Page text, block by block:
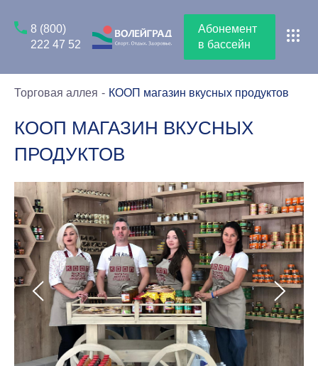
8 (800)
222 47 52
Абонемент
в бассейн
Торговая аллея КООП магазин вкусных продуктов
КООП МАГАЗИН ВКУСНЫХ
ПРОДУКТОВ